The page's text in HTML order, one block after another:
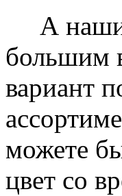
А наши
большим
вариант
можете
цвет со